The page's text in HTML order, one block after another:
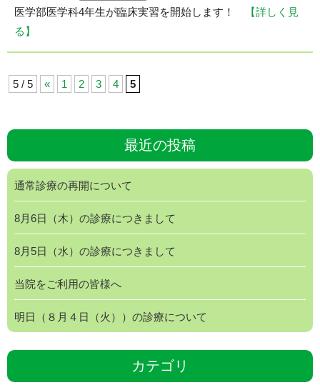
医学部医学科4年生が臨床実習を開始します！
【詳しく見
る】
5 / 5 « 1 2 3 4 5
最近の投稿
通常診療の再開について
8月6日（木）の診療につきまして
8月5日（水）の診療につきまして
当院をご利用の皆様へ
明日（８月４日（火））の診療について
カテゴリ